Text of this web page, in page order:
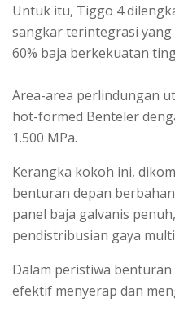
Untuk itu, Tiggo 4
sangkar terintegrasi
60% baja berkekuatan
Area-area perlindungan
hot-formed Benteler
1.500 MPa.
Kerangka kokoh ini,
benturan depan
panel baja galvanis
pendistribusian gaya
Dalam peristiwa benturan
efektif menyerap dan